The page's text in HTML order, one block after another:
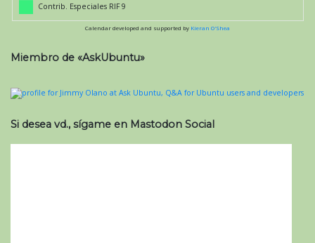
Contrib. Especiales RIF 9
Calendar developed and supported by Kieran O'Shea
Miembro de «AskUbuntu»
Si desea vd., sígame en Mastodon Social